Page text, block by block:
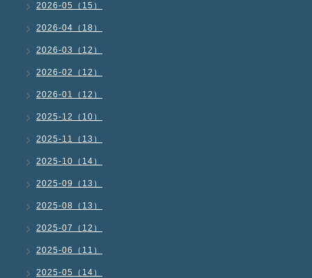
2026-05（15）
2026-04（18）
2026-03（12）
2026-02（12）
2026-01（12）
2025-12（10）
2025-11（13）
2025-10（14）
2025-09（13）
2025-08（13）
2025-07（12）
2025-06（11）
2025-05（14）